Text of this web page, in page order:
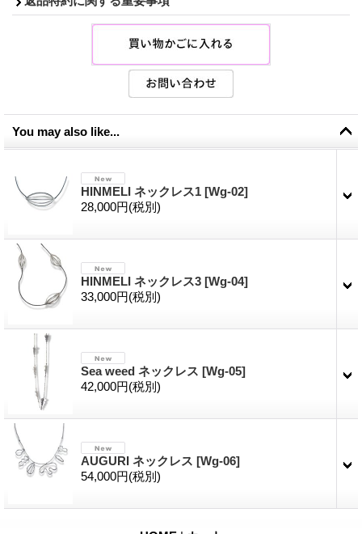
You may also like...
HINMELI ネックレス1 [Wg-02]
28,000円(税別)
HINMELI ネックレス3 [Wg-04]
33,000円(税別)
Sea weed ネックレス [Wg-05]
42,000円(税別)
AUGURI ネックレス [Wg-06]
54,000円(税別)